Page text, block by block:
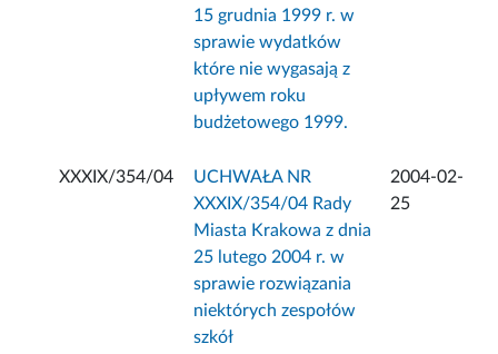
15 grudnia 1999 r. w
sprawie wydatków
które nie wygasają z
upływem roku
budżetowego 1999.
XXXIX/354/04
UCHWAŁA NR
XXXIX/354/04 Rady
Miasta Krakowa z dnia
25 lutego 2004 r. w
sprawie rozwiązania
niektórych zespołów
szkół
2004-02-
25